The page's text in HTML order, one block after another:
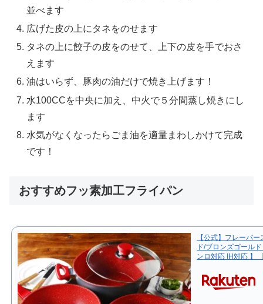
並べます
広げた皮の上にタネをのせます
タネの上に餃子の皮をのせて、上下の皮を手でおさ
えます
油はいらず、豚肉の油だけで焼き上げます！
水100CCを中央に加え、中火で５分間蒸し焼きにし
ます
水気がなくなったらごま油を適量まわしかけて完成
です！
おすすめフッ素加工フライパン
【公式】フレーバ
ド/ブロンズゴール
ンロ対応 IH対応 】